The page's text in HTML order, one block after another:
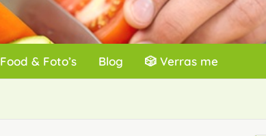
Food & Foto’s Blog 🎲 Verras me